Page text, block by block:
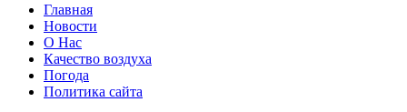
Главная
Новости
О Нас
Качество воздуха
Погода
Политика сайта